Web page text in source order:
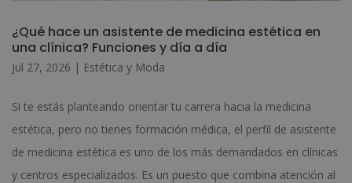
¿Qué hace un asistente de medicina estética en
una clínica? Funciones y día a día
Jul 27, 2026 | Estética y Moda
Si te estás planteando orientar tu carrera hacia la medicina
estética, pero no tienes formación médica, el perfil de asistente
de medicina estética es uno de los más demandados en clínicas
y centros especializados. Es un puesto que combina atención al